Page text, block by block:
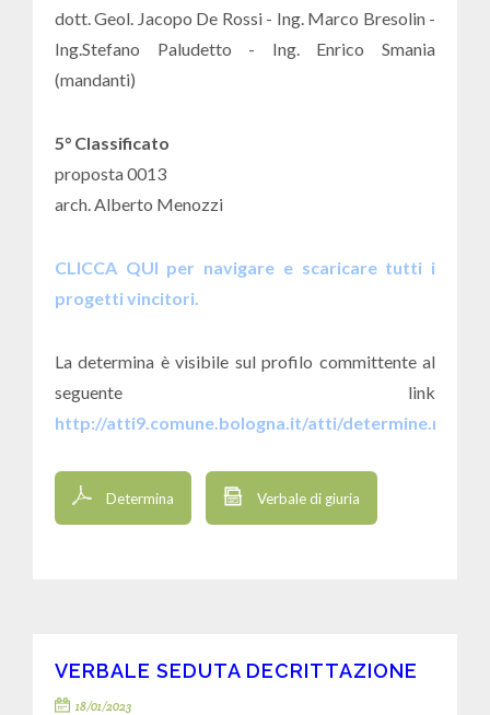
dott. Geol. Jacopo De Rossi - Ing. Marco Bresolin -
Ing.Stefano Paludetto - Ing. Enrico Smania
(mandanti)
5° Classificato
proposta 0013
arch. Alberto Menozzi
CLICCA QUI per navigare e scaricare tutti i
progetti vincitori.
La determina è visibile sul profilo committente al
seguente link
http://atti9.comune.bologna.it/atti/determine.nsf
Determina Verbale di giuria
VERBALE SEDUTA DECRITTAZIONE
18/01/2023